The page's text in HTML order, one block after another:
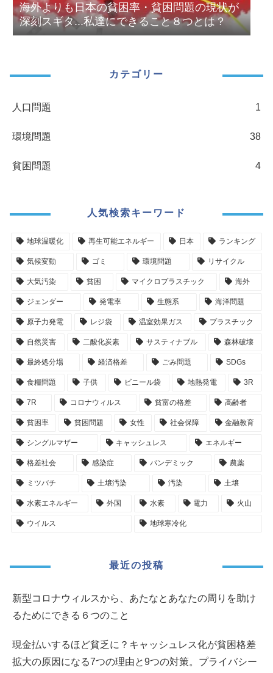
海外よりも日本の貧困率・貧困問題の現状が
深刻スギタ...私達にできること８つとは？
カテゴリー
人口問題 1
環境問題 38
貧困問題 4
人気検索キーワード
地球温暖化 再生可能エネルギー 日本 ランキング
気候変動 ゴミ 環境問題 リサイクル
大気汚染 貧困 マイクロプラスチック 海外
ジェンダー 発電率 生態系 海洋問題
原子力発電 レジ袋 温室効果ガス プラスチック
自然災害 二酸化炭素 サスティナブル 森林破壊
最終処分場 経済格差 ごみ問題 SDGs
食糧問題 子供 ビニール袋 地熱発電 3R
7R コロナウィルス 貧富の格差 高齢者
貧困率 貧困問題 女性 社会保障 金融教育
シングルマザー キャッシュレス エネルギー
格差社会 感染症 パンデミック 農薬
ミツバチ 土壌汚染 汚染 土壌
水素エネルギー 外国 水素 電力 火山
ウイルス 地球寒冷化
最近の投稿
新型コロナウィルスから、あたなとあなたの周りを助け
るためにできる６つのこと
現金払いするほど貧乏に？キャッシュレス化が貧困格差
拡大の原因になる7つの理由と9つの対策。プライバシー